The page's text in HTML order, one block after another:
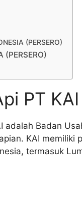
(PERSERO)
(PERSERO)
PT
adalah Badan
KAI memiliki
termasuk